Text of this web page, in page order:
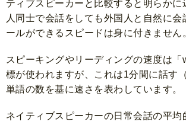
ティブスピーカーと比較すると明らかに
人同士で会話をしても外国人と自然に会
ールができるスピードは身に付きません
スピーキングやリーディングの速度は「
標が使われますが、これは1分間に話す
単語の数を基に速さを表わしています。
ネイティブスピーカーの日常会話の平均